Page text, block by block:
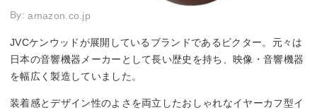
By:amazon.co.jp
JVCケンウッドが展開しているブランドであるビクター。元々は
日本の音響機器メーカーとして長い歴史を持ち、映像・音響機器
を幅広く製造していました。
装着感とデザイン性のよさを両立したおしゃれなイヤーカフ型イ